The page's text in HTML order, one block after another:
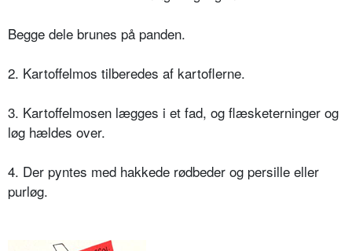
Begge dele brunes på panden.
2. Kartoffelmos tilberedes af kartoflerne.
3. Kartoffelmosen lægges i et fad, og flæsketerninger og
løg hældes over.
4. Der pyntes med hakkede rødbeder og persille eller
purløg.